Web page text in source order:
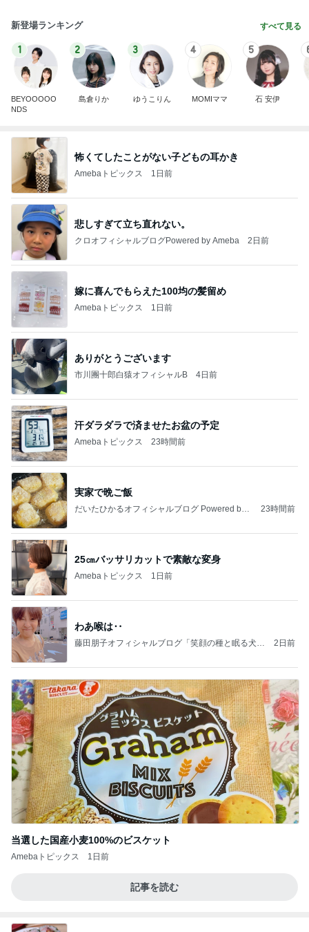
新登場ランキング すべて見る
1
BEYOOOOO
NDS
2
島倉りか
3
ゆうこりん
4
MOMIママ
5
石 安伊
怖くてしたことがない子どもの耳かき
Amebaトピックス 1日前
悲しすぎて立ち直れない。
クロオフィシャルブログPowered by Ameba 2日前
嫁に喜んでもらえた100均の髪留め
Amebaトピックス 1日前
ありがとうございます
市川團十郎白猿オフィシャルB 4日前
汗ダラダラで済ませたお盆の予定
Amebaトピックス 23時間前
実家で晩ご飯
だいたひかるオフィシャルブログ Powered by
23時間前
25㎝バッサリカットで素敵な変身
Amebaトピックス 1日前
わあ喉は‥
藤田朋子オフィシャルブログ「笑顔の種と眠る犬」
2日前
当選した国産小麦100%のビスケット
Amebaトピックス 1日前
記事を読む